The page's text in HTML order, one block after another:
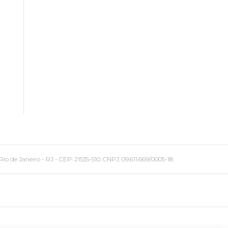
Janeiro - RJ - CEP: 21535-510. CNPJ: 09.611.669/0005-18